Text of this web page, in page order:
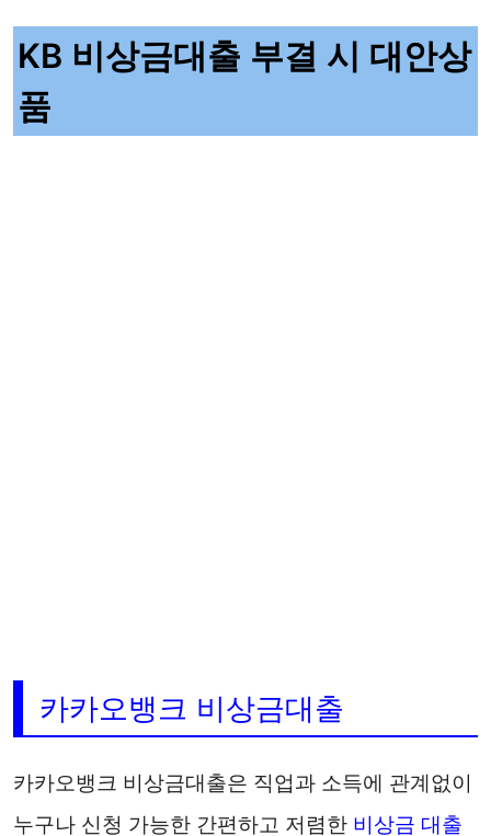
KB 비상금대출 부결 시 대안상
품
카카오뱅크 비상금대출
카카오뱅크 비상금대출은 직업과 소득에 관계없이
누구나 신청 가능한 간편하고 저렴한 비상금 대출